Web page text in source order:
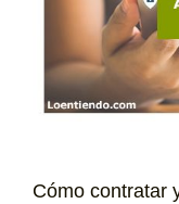
Cómo contratar